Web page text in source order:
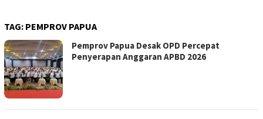
TAG: PEMPROV PAPUA
Pemprov Papua Desak OPD Percepat
Penyerapan Anggaran APBD 2026